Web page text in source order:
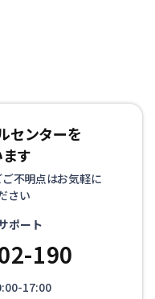
センターを
す
不明点はお気軽に
さい
ポート
190
17:00